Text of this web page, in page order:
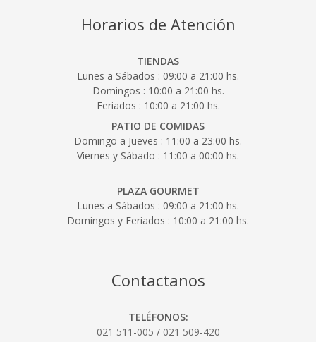
Horarios de Atención
TIENDAS
Lunes a Sábados : 09:00 a 21:00 hs.
Domingos : 10:00 a 21:00 hs.
Feriados : 10:00 a 21:00 hs.
PATIO DE COMIDAS
Domingo a Jueves : 11:00 a 23:00 hs.
Viernes y Sábado : 11:00 a 00:00 hs.
PLAZA GOURMET
Lunes a Sábados : 09:00 a 21:00 hs.
Domingos y Feriados : 10:00 a 21:00 hs.
Contactanos
TELÉFONOS:
021 511-005 / 021 509-420